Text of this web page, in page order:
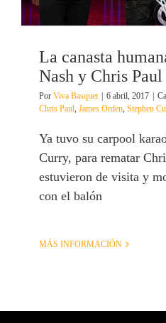
La canasta
Nash y Chris Paul
Por Viva Basquet 6 abril, 2017
Chris Paul, James Orden, Stephen
Ya tuvo su carpool
Curry, para rematar
estuvieron de visita y
con el balón
MÁS INFORMACIÓN